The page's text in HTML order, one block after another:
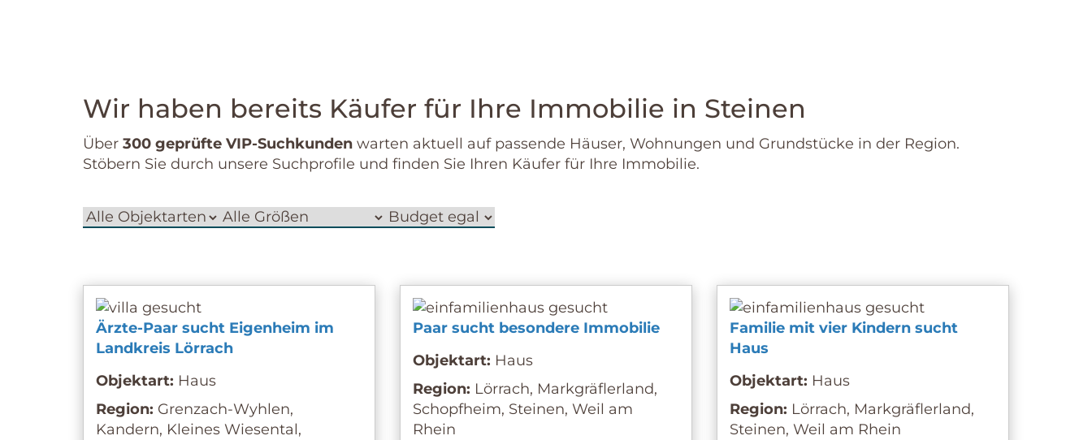
Wir haben bereits Käufer für Ihre Immobilie in Steinen
Über 300 geprüfte VIP-Suchkunden warten aktuell auf passende Häuser, Wohnungen und Grundstücke in der Region.
Stöbern Sie durch unsere Suchprofile und finden Sie Ihren Käufer für Ihre Immobilie.
Objektart
Zimmer
Budget
Ärzte-Paar sucht Eigenheim im
Landkreis Lörrach
Objektart: Haus
Region: Grenzach-Wyhlen,
Kandern, Kleines Wiesental,
Paar sucht besondere Immobilie
Objektart: Haus
Region: Lörrach, Markgräflerland,
Schopfheim, Steinen, Weil am
Rhein
Familie mit vier Kindern sucht
Haus
Objektart: Haus
Region: Lörrach, Markgräflerland,
Steinen, Weil am Rhein